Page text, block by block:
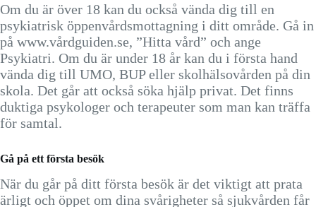
Om du är över 18 kan du också vända dig till en
psykiatrisk öppenvårdsmottagning i ditt område. Gå in
på www.vårdguiden.se, ”Hitta vård” och ange
Psykiatri. Om du är under 18 år kan du i första hand
vända dig till UMO, BUP eller skolhälsovården på din
skola. Det går att också söka hjälp privat. Det finns
duktiga psykologer och terapeuter som man kan träffa
för samtal.
Gå på ett första besök
När du går på ditt första besök är det viktigt att prata
ärligt och öppet om dina svårigheter så sjukvården får